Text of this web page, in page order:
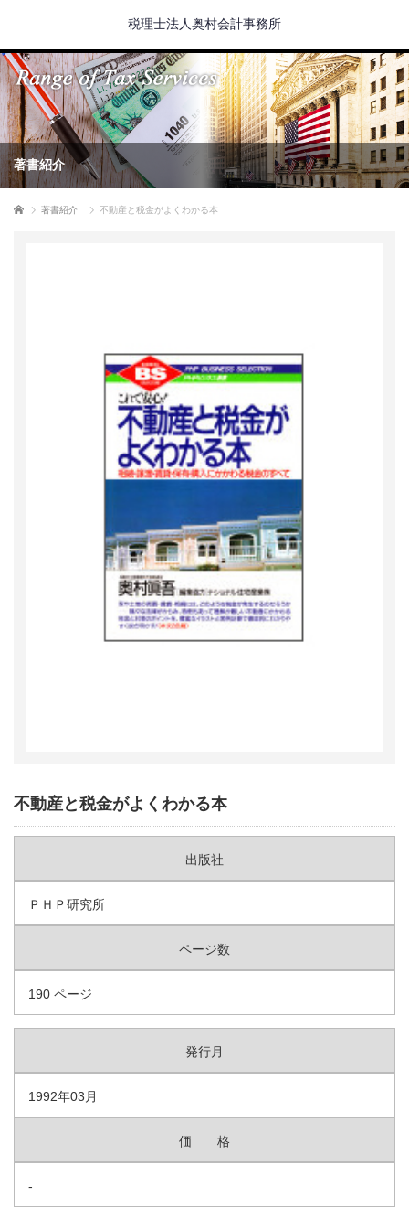
税理士法人奥村会計事務所
著書紹介
ホーム 著書紹介 不動産と税金がよくわかる本
不動産と税金がよくわかる本
出版社
ＰＨＰ研究所
ページ数
190 ページ
発行月
1992年03月
価 格
-